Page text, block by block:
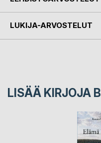
LUKIJA-ARVOSTELUT
LISÄÄ KIRJOJA B